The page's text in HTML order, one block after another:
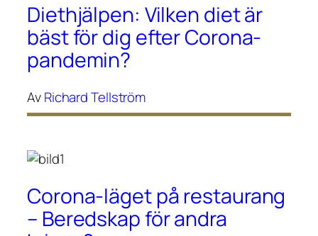
Diethjälpen: Vilken diet är
bäst för dig efter Corona-
pandemin?
AvRichard Tellström
Corona-läget på restaurang
– Beredskap för andra